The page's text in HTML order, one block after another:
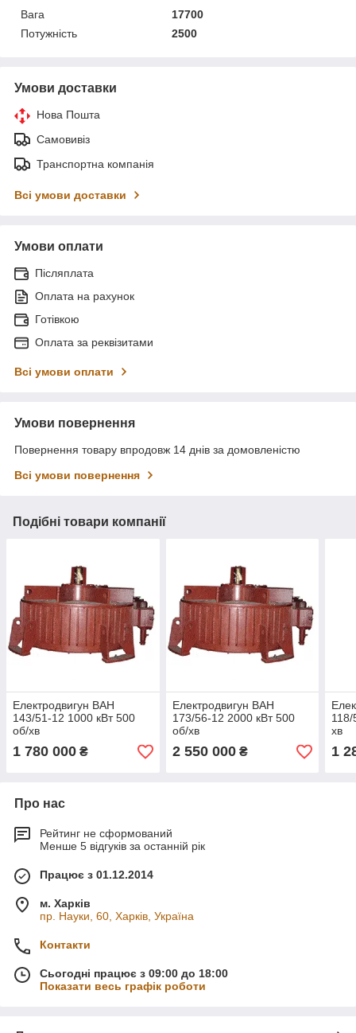
Вага
17700
Потужність
2500
Умови доставки
Нова Пошта
Самовивіз
Транспортна компанія
Всі умови доставки
Умови оплати
Післяплата
Оплата на рахунок
Готівкою
Оплата за реквізитами
Всі умови оплати
Умови повернення
Повернення товару впродовж 14 днів за домовленістю
Всі умови повернення
Подібні товари компанії
Електродвигун ВАН
143/51-12 1000 кВт 500
об/хв
1 780 000 ₴
Електродвигун ВАН
173/56-12 2000 кВт 500
об/хв
2 550 000₴
хв
1
Про нас
Рейтинг не сформований
Менше 5 відгуків за останній рік
Працює з 01.12.2014
м. Харків
пр. Науки, 60, Харків, Україна
Контакти
Сьогодні працює з 09:00 до 18:00
Показати весь графік роботи